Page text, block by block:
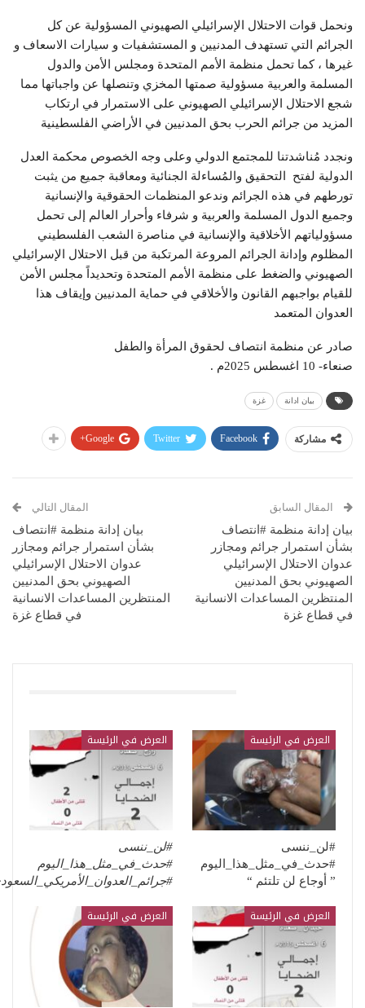
ونحمل قوات الاحتلال الإسرائيلي الصهيوني المسؤولية عن كل
الجرائم التي تستهدف المدنيين و المستشفيات و سيارات الاسعاف و
غيرها ، كما تحمل منظمة الأمم المتحدة ومجلس الأمن والدول
المسلمة والعربية مسؤولية صمتها المخزي وتنصلها عن واجباتها مما
شجع الاحتلال الإسرائيلي الصهيوني على الاستمرار في ارتكاب
المزيد من جرائم الحرب بحق المدنيين في الأراضي الفلسطينية
ونجدد مُناشدتنا للمجتمع الدولي وعلى وجه الخصوص محكمة العدل
الدولية لفتح التحقيق والمُساءلة الجنائية ومعاقبة جميع من يثبت
تورطهم في هذه الجرائم وندعو المنظمات الحقوقية والإنسانية
وجميع الدول المسلمة والعربية و شرفاء وأحرار العالم إلى تحمل
مسؤولياتهم الأخلاقية والإنسانية في مناصرة الشعب الفلسطيني
المظلوم وإدانة الجرائم المروعة المرتكبة من قبل الاحتلال الإسرائيلي
الصهيوني والضغط على منظمة الأمم المتحدة وتحديداً مجلس الأمن
للقيام بواجبهم القانون والأخلاقي في حماية المدنيين وإيقاف هذا
العدوان المتعمد
صادر عن منظمة انتصاف لحقوق المرأة والطفل
صنعاء- 10 اغسطس 2025م .
بيان ادانة غزة
مشاركة Facebook
Twitter
Google+
المقال السابق
بيان إدانة منظمة #انتصاف
بشأن استمرار جرائم ومجازر
عدوان الاحتلال الإسرائيلي
الصهيوني بحق المدنيين
المنتظرين المساعدات الانسانية
في قطاع غزة
المقال التالي
بيان إدانة منظمة #انتصاف
بشأن استمرار جرائم ومجازر
عدوان الاحتلال الإسرائيلي
الصهيوني بحق المدنيين
المنتظرين المساعدات الانسانية
في قطاع غزة
العرض في الرئيسة
#لن_ننسى
#حدث_في_مثل_هذا_اليوم
” أوجاع لن تلتئم “
العرض في الرئيسة
#لن_ننسى
#حدث_في_مثل_هذا_اليوم
العرض في الرئيسة العرض في الرئيسة